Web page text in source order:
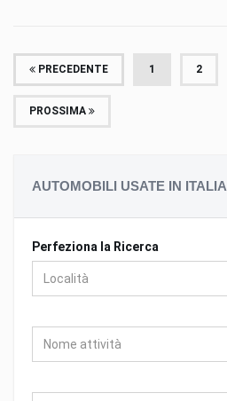
PRECEDENTE 1 2
PROSSIMA
AUTOMOBILI USATE IN ITALIA
Perfeziona la Ricerca